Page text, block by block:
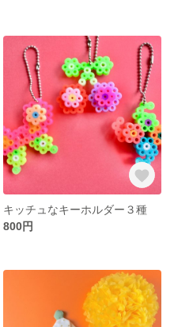
キッチュなキーホルダー３種
800円